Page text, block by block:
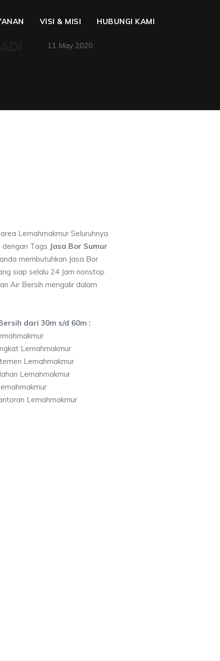
VISI & MISI HUBUNGI KAMI
11 May 2020
Lemahmakmur Seluruhnya
Tags Jasa Bor Sumur
membutuhkan Jasa Bor
siap selalu 24 Jam nonstop
Air Bersih mengalir dalam
dari 30m s/d 60m :
Lemahmakmur
Lemahmakmur
Lemahmakmur
Lemahmakmur